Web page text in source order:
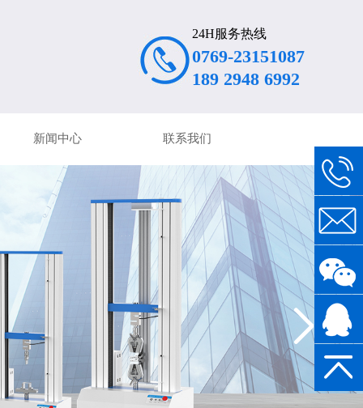
24H服务热线
0769-23151087
189 2948 6992
新闻中心 联系我们